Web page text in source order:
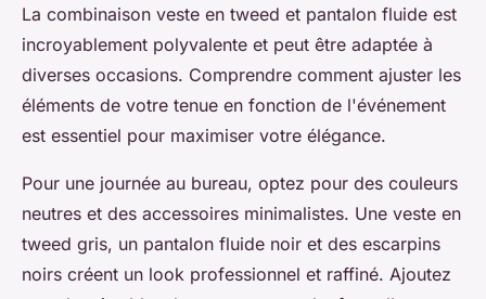
La combinaison veste en tweed et pantalon fluide est
incroyablement polyvalente et peut être adaptée à
diverses occasions. Comprendre comment ajuster les
éléments de votre tenue en fonction de l'événement
est essentiel pour maximiser votre élégance.
Pour une journée au bureau, optez pour des couleurs
neutres et des accessoires minimalistes. Une veste en
tweed gris, un pantalon fluide noir et des escarpins
noirs créent un look professionnel et raffiné. Ajoutez